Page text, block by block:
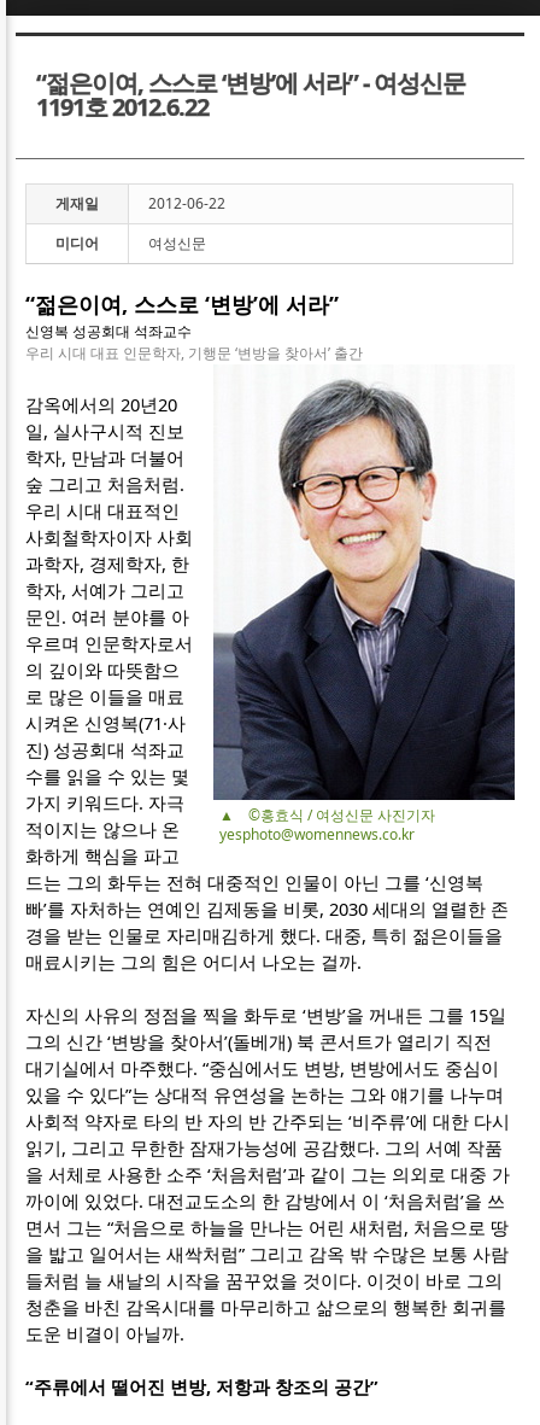
“젊은이여, 스스로 ‘변방’에 서라” - 여성신문
1191호 2012.6.22
게재일
2012-06-22
미디어
여성신문
“젊은이여, 스스로 ‘변방’에 서라”
신영복 성공회대 석좌교수
우리 시대 대표 인문학자, 기행문 ‘변방을 찾아서’ 출간
▲ ©홍효식 / 여성신문 사진기자
yesphoto@womennews.co.kr
감옥에서의 20년20
일, 실사구시적 진보
학자, 만남과 더불어
숲 그리고 처음처럼.
우리 시대 대표적인
사회철학자이자 사회
과학자, 경제학자, 한
학자, 서예가 그리고
문인. 여러 분야를 아
우르며 인문학자로서
의 깊이와 따뜻함으
로 많은 이들을 매료
시켜온 신영복(71·사
진) 성공회대 석좌교
수를 읽을 수 있는 몇
가지 키워드다. 자극
적이지는 않으나 온
화하게 핵심을 파고
드는 그의 화두는 전혀 대중적인 인물이 아닌 그를 ‘신영복
빠’를 자처하는 연예인 김제동을 비롯, 2030 세대의 열렬한 존
경을 받는 인물로 자리매김하게 했다. 대중, 특히 젊은이들을
매료시키는 그의 힘은 어디서 나오는 걸까.
자신의 사유의 정점을 찍을 화두로 ‘변방’을 꺼내든 그를 15일
그의 신간 ‘변방을 찾아서’(돌베개) 북 콘서트가 열리기 직전
대기실에서 마주했다. “중심에서도 변방, 변방에서도 중심이
있을 수 있다”는 상대적 유연성을 논하는 그와 얘기를 나누며
사회적 약자로 타의 반 자의 반 간주되는 ‘비주류’에 대한 다시
읽기, 그리고 무한한 잠재가능성에 공감했다. 그의 서예 작품
을 서체로 사용한 소주 ‘처음처럼’과 같이 그는 의외로 대중 가
까이에 있었다. 대전교도소의 한 감방에서 이 ‘처음처럼’을 쓰
면서 그는 “처음으로 하늘을 만나는 어린 새처럼, 처음으로 땅
을 밟고 일어서는 새싹처럼” 그리고 감옥 밖 수많은 보통 사람
들처럼 늘 새날의 시작을 꿈꾸었을 것이다. 이것이 바로 그의
청춘을 바친 감옥시대를 마무리하고 삶으로의 행복한 회귀를
도운 비결이 아닐까.
“주류에서 떨어진 변방, 저항과 창조의 공간”
Sketchbook5, 스케치북5
Sketchbook5, 스케치북5
Sketchbook5, 스케치북5
Sketchbook5, 스케치북5